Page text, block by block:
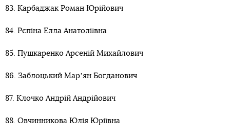
83. Карбаджак Роман Юрійович
84. Рєпіна Елла Анатоліївна
85. Пушкаренко Арсеній Михайлович
86. Заблоцький Марʼян Богданович
87. Клочко Андрій Андрійович
88. Овчинникова Юлія Юріївна